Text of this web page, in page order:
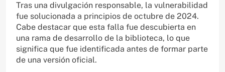
Tras una divulgación responsable, la vulnerabilidad
fue solucionada a principios de octubre de 2024.
Cabe destacar que esta falla fue descubierta en
una rama de desarrollo de la biblioteca, lo que
significa que fue identificada antes de formar parte
de una versión oficial.